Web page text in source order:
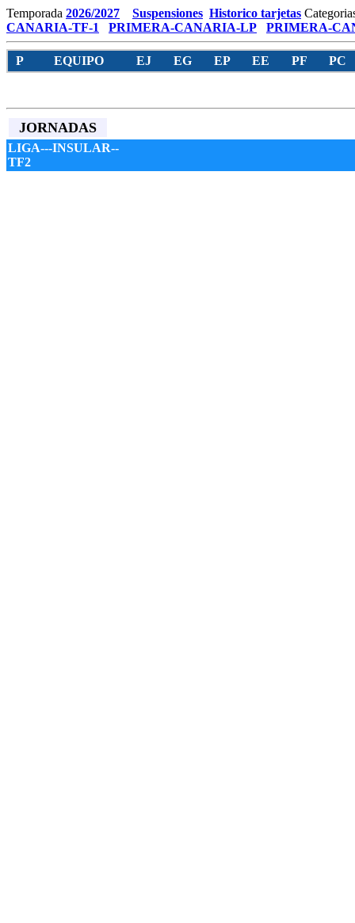
Temporada 2026/2027 Suspensiones Historico tarjetas
CANARIA-TF-1
PRIMERA-CANARIA-LP PRIMERA-
P EQUIPO EJ EG EP EE PF PC
JORNADAS
LIGA---INSULAR--
TF2